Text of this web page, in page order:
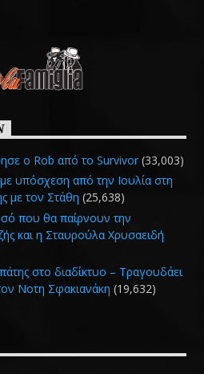
ο Rob από το Survivor (33,003)
υπόσχεση από την Ιουλία στη
με τον Στάθη (25,638)
που θα παίρνουν την
και η Σταυρούλα Χρυσαειδή
στο διαδίκτυο – Τραγουδάει
Νοτη Σφακιανάκη (19,632)